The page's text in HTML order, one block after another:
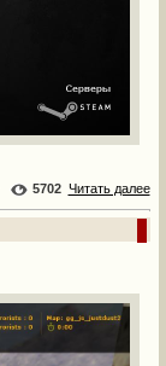
5702 Читать далее